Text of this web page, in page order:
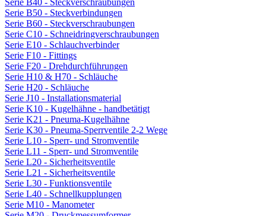
Serie B40 - Steckverschraubungen
Serie B50 - Steckverbindungen
Serie B60 - Steckverschraubungen
Serie C10 - Schneidringverschraubungen
Serie E10 - Schlauchverbinder
Serie F10 - Fittings
Serie F20 - Drehdurchführungen
Serie H10 & H70 - Schläuche
Serie H20 - Schläuche
Serie J10 - Installationsmaterial
Serie K10 - Kugelhähne - handbetätigt
Serie K21 - Pneuma-Kugelhähne
Serie K30 - Pneuma-Sperrventile 2-2 Wege
Serie L10 - Sperr- und Stromventile
Serie L11 - Sperr- und Stromventile
Serie L20 - Sicherheitsventile
Serie L21 - Sicherheitsventile
Serie L30 - Funktionsventile
Serie L40 - Schnellkupplungen
Serie M10 - Manometer